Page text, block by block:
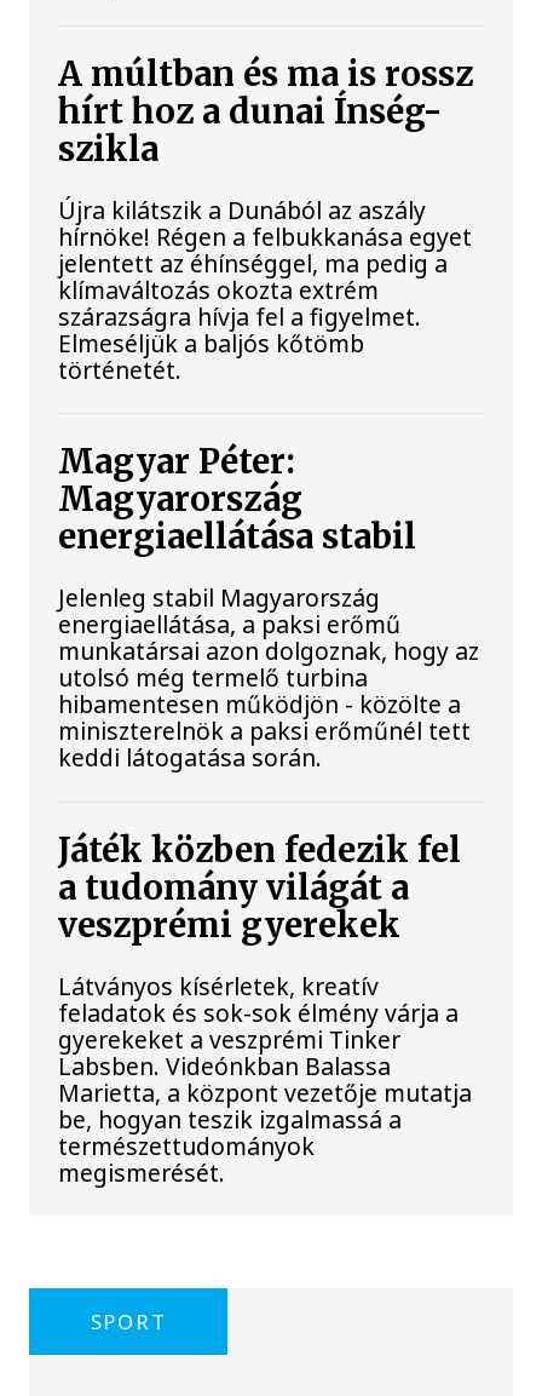
A múltban és ma is rossz
hírt hoz a dunai Ínség-
szikla
Újra kilátszik a Dunából az aszály
hírnöke! Régen a felbukkanása egyet
jelentett az éhínséggel, ma pedig a
klímaváltozás okozta extrém
szárazságra hívja fel a figyelmet.
Elmeséljük a baljós kőtömb
történetét.
Magyar Péter:
Magyarország
energiaellátása stabil
Jelenleg stabil Magyarország
energiaellátása, a paksi erőmű
munkatársai azon dolgoznak, hogy az
utolsó még termelő turbina
hibamentesen működjön - közölte a
miniszterelnök a paksi erőműnél tett
keddi látogatása során.
Játék közben fedezik fel
a tudomány világát a
veszprémi gyerekek
Látványos kísérletek, kreatív
feladatok és sok-sok élmény várja a
gyerekeket a veszprémi Tinker
Labsben. Videónkban Balassa
Marietta, a központ vezetője mutatja
be, hogyan teszik izgalmassá a
természettudományok
megismerését.
SPORT